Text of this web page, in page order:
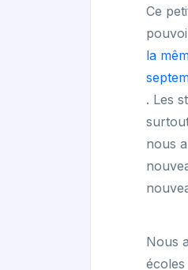
Ce
la
. Les
nous
Nous